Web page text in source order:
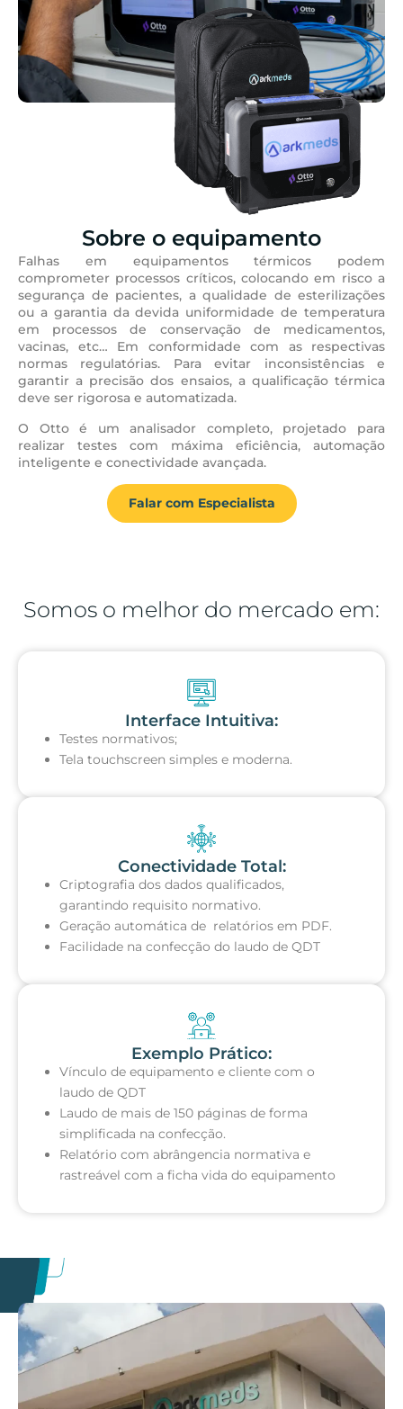
Sobre o equipamento
Falhas em equipamentos térmicos podem
comprometer processos críticos, colocando em risco a
segurança de pacientes, a qualidade de esterilizações
ou a garantia da devida uniformidade de temperatura
em processos de conservação de medicamentos,
vacinas, etc… Em conformidade com as respectivas
normas regulatórias. Para evitar inconsistências e
garantir a precisão dos ensaios, a qualificação térmica
deve ser rigorosa e automatizada.
O Otto é um analisador completo, projetado para
realizar testes com máxima eficiência, automação
inteligente e conectividade avançada.
Falar com Especialista
Somos o melhor do mercado em:
Interface Intuitiva:
Testes normativos;
Tela touchscreen simples e moderna.
Conectividade Total:
Criptografia dos dados qualificados,
garantindo requisito normativo.
Geração automática de relatórios em PDF.
Facilidade na confecção do laudo de QDT
Exemplo Prático:
Vínculo de equipamento e cliente com o
laudo de QDT
Laudo de mais de 150 páginas de forma
simplificada na confecção.
Relatório com abrângencia normativa e
rastreável com a ficha vida do equipamento